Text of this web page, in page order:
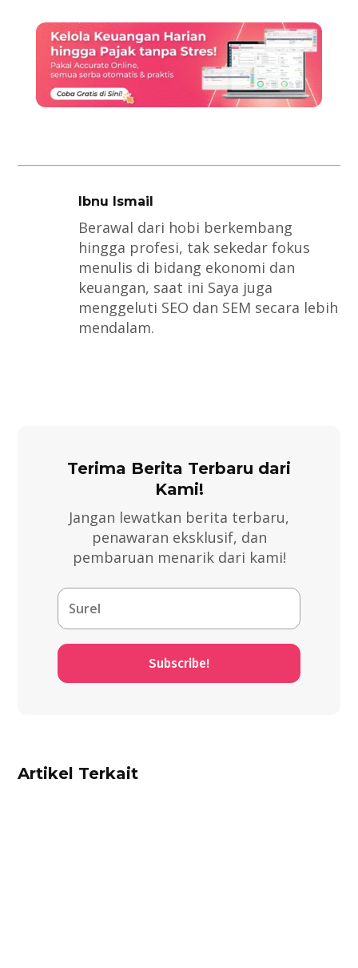
Ibnu Ismail
Berawal dari hobi berkembang
hingga profesi, tak sekedar fokus
menulis di bidang ekonomi dan
keuangan, saat ini Saya juga
menggeluti SEO dan SEM secara lebih
mendalam.
Terima Berita Terbaru dari
Kami!
Jangan lewatkan berita terbaru,
penawaran eksklusif, dan
pembaruan menarik dari kami!
Subscribe!
Artikel Terkait